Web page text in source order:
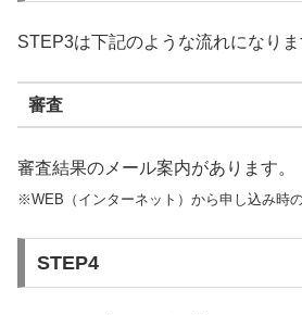
STEP3は下記のような流れになりま
審査
審査結果のメール案内があります。
※WEB（インターネット）から申し込み時
STEP4